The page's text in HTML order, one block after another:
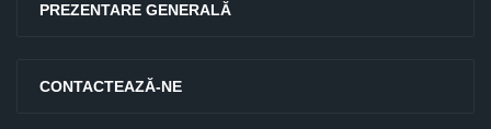
PREZENTARE GENERALĂ
CONTACTEAZĂ-NE